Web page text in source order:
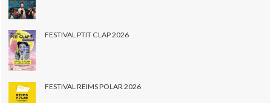
FESTIVAL PTIT CLAP 2026
FESTIVAL REIMS POLAR 2026